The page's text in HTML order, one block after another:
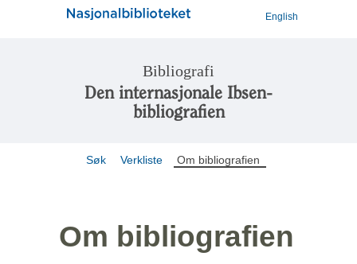
English
Bibliografi
Den internasjonale Ibsen-
bibliografien
Søk Verkliste Om bibliografien
Om bibliografien